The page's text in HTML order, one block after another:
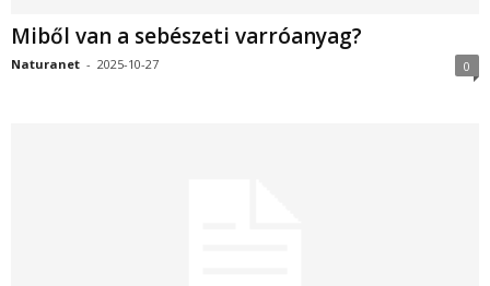
Miből van a sebészeti varróanyag?
Naturanet - 2025-10-27 0